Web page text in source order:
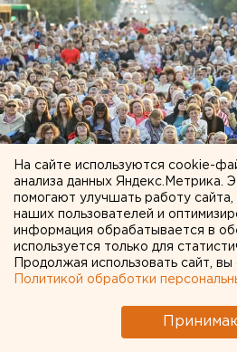
© Антон Гуськов для ЕАН
Спиртосодержащий
домашних условиях, не сможет
рассказал РИА «Новости»
поликлиники номер 1
На сайте используются cookie-
анализа данных Яндекс.Метрика.
помогают улучшать работу
наших пользователей и
информация обрабатывается в
используется только для
Продолжая использовать сайт,
Политикой обработки